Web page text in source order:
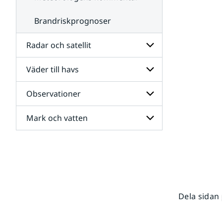
Brandriskprognoser
Radar och satellit
Undersidor
för
Radar
och
satellit
Väder till havs
Undersidor
för
Väder
till
havs
Observationer
Undersidor
för
Mark och vatten
Dela sidan